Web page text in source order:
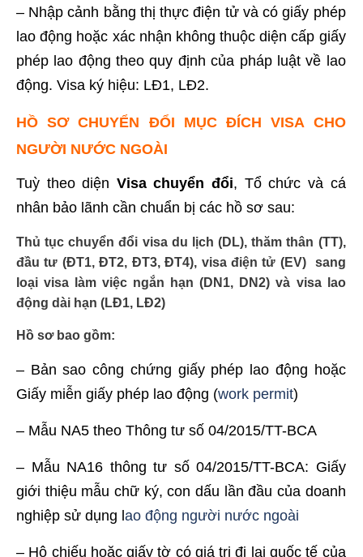
– Nhập cảnh bằng thị thực điện tử và có giấy phép
lao động hoặc xác nhận không thuộc diện cấp giấy
phép lao động theo quy định của pháp luật về lao
động. Visa ký hiệu: LĐ1, LĐ2.
HỒ SƠ CHUYỂN ĐỔI MỤC ĐÍCH VISA CHO
NGƯỜI NƯỚC NGOÀI
Tuỳ theo diện Visa chuyển đổi, Tổ chức và cá
nhân bảo lãnh cần chuẩn bị các hồ sơ sau:
Thủ tục chuyển đổi visa du lịch (DL), thăm thân (TT),
đầu tư (ĐT1, ĐT2, ĐT3, ĐT4), visa điện tử (EV) sang
loại visa làm việc ngắn hạn (DN1, DN2) và visa lao
động dài hạn (LĐ1, LĐ2)
Hồ sơ bao gồm:
– Bản sao công chứng giấy phép lao động hoặc
Giấy miễn giấy phép lao động (work permit)
– Mẫu NA5 theo Thông tư số 04/2015/TT-BCA
– Mẫu NA16 thông tư số 04/2015/TT-BCA: Giấy
giới thiệu mẫu chữ ký, con dấu lần đầu của doanh
nghiệp sử dụng lao động người nước ngoài
– Hộ chiếu hoặc giấy tờ có giá trị đi lại quốc tế của